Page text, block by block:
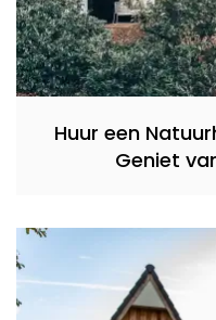
Huur een
Geniet